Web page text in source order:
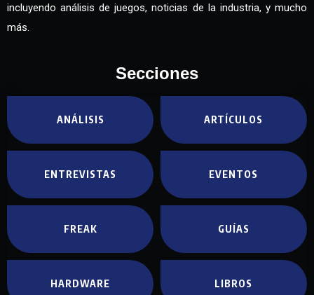
incluyendo análisis de juegos, noticias de la industria, y mucho
más.
Secciones
ANÁLISIS ARTÍCULOS
ENTREVISTAS EVENTOS
FREAK GUÍAS
HARDWARE LIBROS